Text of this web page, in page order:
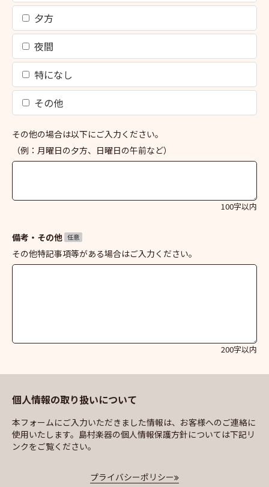
夕方
夜間
特になし
その他
その他の場合は以下にご入力ください。
（例：月曜日の夕方、日曜日の午前など）
100字以内
備考・その他 任意
その他特記事項等がある場合はご入力ください。
200字以内
個人情報の取り扱いについて
本フォームにご入力いただきました情報は、お客様へのご連絡に
使用いたします。島村楽器の個人情報保護方針については下記リ
ンクをご覧ください。
プライバシーポリシー